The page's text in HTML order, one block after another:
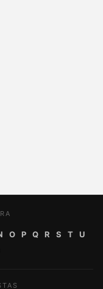
O P Q R S T
U